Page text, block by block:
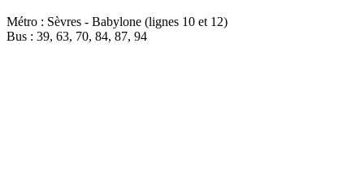
Métro : Sèvres - Babylone (lignes 10 et 12)
Bus : 39, 63, 70, 84, 87, 94